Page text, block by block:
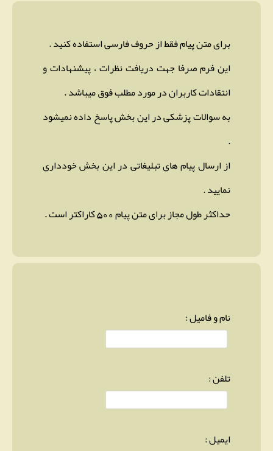
برای متن پیام فقط از حروف فارسی استفاده کنید .
این فرم صرفا جهت دریافت نظرات ، پیشنهادات و
انتقادات کاربران در مورد مطلب فوق میباشد .
به سوالات پزشکی در این بخش پاسخ داده نمیشود
.
از ارسال پیام های تبلیغاتی در این بخش خودداری
نمایید .
حداکثر طول مجاز برای متن پیام 500 کاراکتر است .
نام و فامیل :
تلفن :
ایمیل :